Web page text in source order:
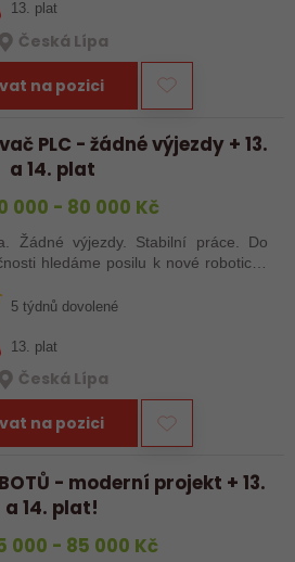
13. plat
Česká Lípa
na pozici
PLC - žádné výjezdy + 13.
a 14. plat
000 - 80 000 Kč
Žádné výjezdy. Stabilní práce. Do
hledáme posilu k nové robotické
5 týdnů dovolené
13. plat
Česká Lípa
na pozici
- moderní projekt + 13.
a 14. plat!
000 - 85 000 Kč